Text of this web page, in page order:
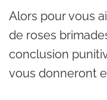
Alors pour vous
de roses
conclusion
vous donneront